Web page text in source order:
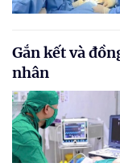
Gắn kết và
nhân